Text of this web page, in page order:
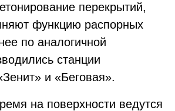
перекрытий,
функцию распорных
по аналогичной
станции
и «Беговая».
на поверхности ведутся